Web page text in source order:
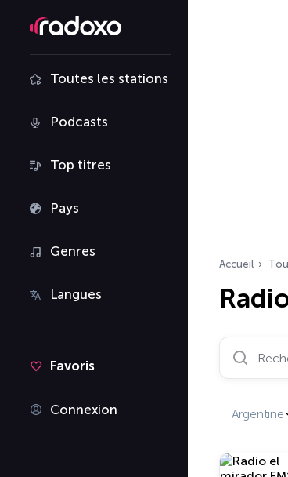
Toutes les stations
Podcasts
Top titres
Pays
Genres
Langues
Favoris
Connexion
Accueil
Rechercher
Argentine